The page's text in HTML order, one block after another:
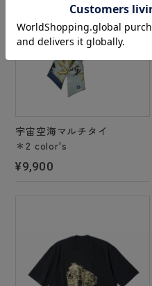
宇宙空海マルチタイ
＊2 color's
¥9,900